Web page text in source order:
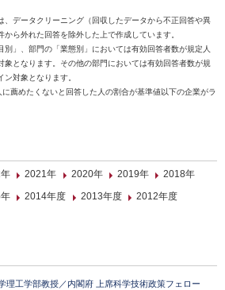
データクリーニング（回収したデータから不正回答や異
ら外れた回答を除外した上で作成しています。
」、部門の「業態別」においては有効回答者数が規定人
象となります。その他の部門においては有効回答者数が規
対象となります。
薦めたくないと回答した人の割合が基準値以下の企業がラ
2021年 2020年 2019年
2018年
2014年度 2013年度
2012年度
理工学部教授／内閣府 上席科学技術政策フェロー